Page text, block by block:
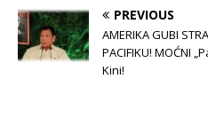
PREVIOUS
AMERIKA GUBI
PACIFIKU! MOĆNI
Kini!